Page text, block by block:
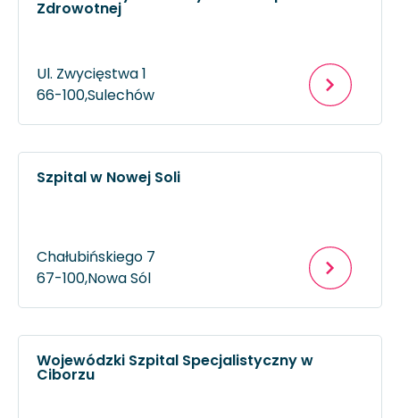
Zdrowotnej
Ul. Zwycięstwa 1
66-100,Sulechów
Szpital w Nowej Soli
Chałubińskiego 7
67-100,Nowa Sól
Wojewódzki Szpital Specjalistyczny w
Ciborzu